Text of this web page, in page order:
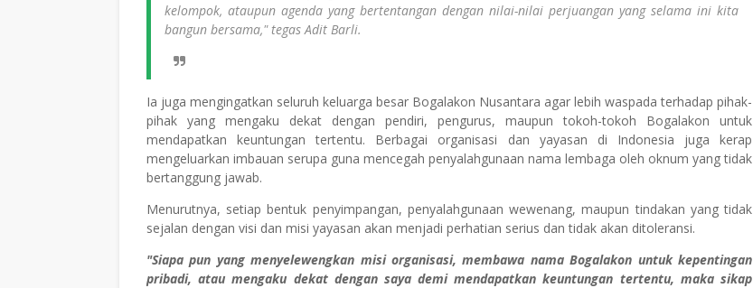
kelompok, ataupun agenda yang bertentangan dengan nilai-nilai perjuangan yang selama ini kita
bangun bersama," tegas Adit Barli.
Ia juga mengingatkan seluruh keluarga besar Bogalakon Nusantara agar lebih waspada terhadap pihak-
pihak yang mengaku dekat dengan pendiri, pengurus, maupun tokoh-tokoh Bogalakon untuk
mendapatkan keuntungan tertentu. Berbagai organisasi dan yayasan di Indonesia juga kerap
mengeluarkan imbauan serupa guna mencegah penyalahgunaan nama lembaga oleh oknum yang tidak
bertanggung jawab.
Menurutnya, setiap bentuk penyimpangan, penyalahgunaan wewenang, maupun tindakan yang tidak
sejalan dengan visi dan misi yayasan akan menjadi perhatian serius dan tidak akan ditoleransi.
"Siapa pun yang menyelewengkan misi organisasi, membawa nama Bogalakon untuk kepentingan
pribadi, atau mengaku dekat dengan saya demi mendapatkan keuntungan tertentu, maka sikap